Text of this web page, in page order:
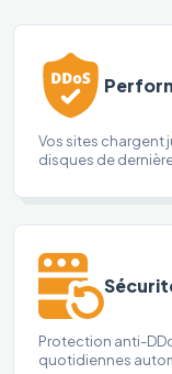
Vos sites chargent
disques de
Protection anti-
quotidiennes